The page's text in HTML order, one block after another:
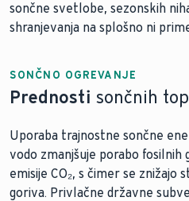
sončne svetlobe, sezonskih
shranjevanja na splošno ni
SONČNO OGREVANJE
Prednosti sončnih
Uporaba trajnostne sončne
vodo zmanjšuje porabo fosilnih
emisije CO₂, s čimer se znižajo
goriva. Privlačne državne